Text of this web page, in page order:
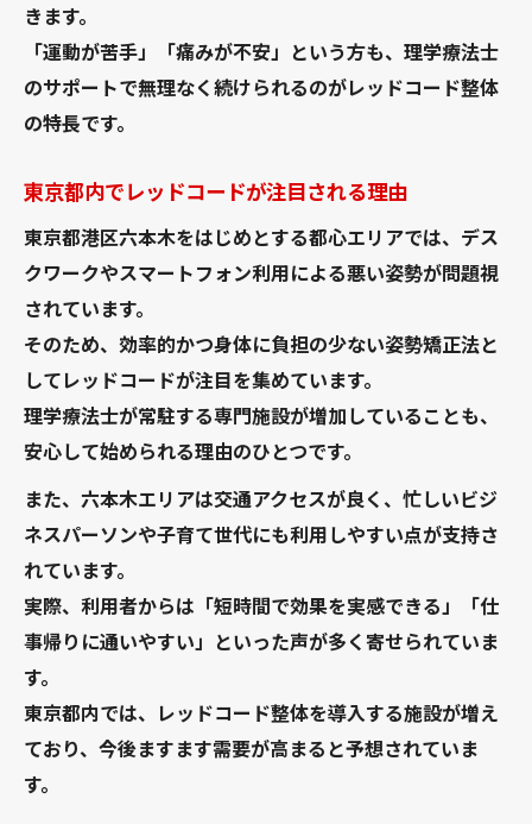
レッドコード整体の実際の効果と口コミ
レッドコード理学療法で得られる体感変化
自宅利用も可能なレッドコード活用事例
きます。
「運動が苦手」「痛みが不安」という方も、理学療法士
のサポートで無理なく続けられるのがレッドコード整体
の特長です。
東京都内でレッドコードが注目される理由
東京都港区六本木をはじめとする都心エリアでは、デス
クワークやスマートフォン利用による悪い姿勢が問題視
されています。
そのため、効率的かつ身体に負担の少ない姿勢矯正法と
してレッドコードが注目を集めています。
理学療法士が常駐する専門施設が増加していることも、
安心して始められる理由のひとつです。
また、六本木エリアは交通アクセスが良く、忙しいビジ
ネスパーソンや子育て世代にも利用しやすい点が支持さ
れています。
実際、利用者からは「短時間で効果を実感できる」「仕
事帰りに通いやすい」といった声が多く寄せられていま
す。
東京都内では、レッドコード整体を導入する施設が増え
ており、今後ますます需要が高まると予想されていま
す。